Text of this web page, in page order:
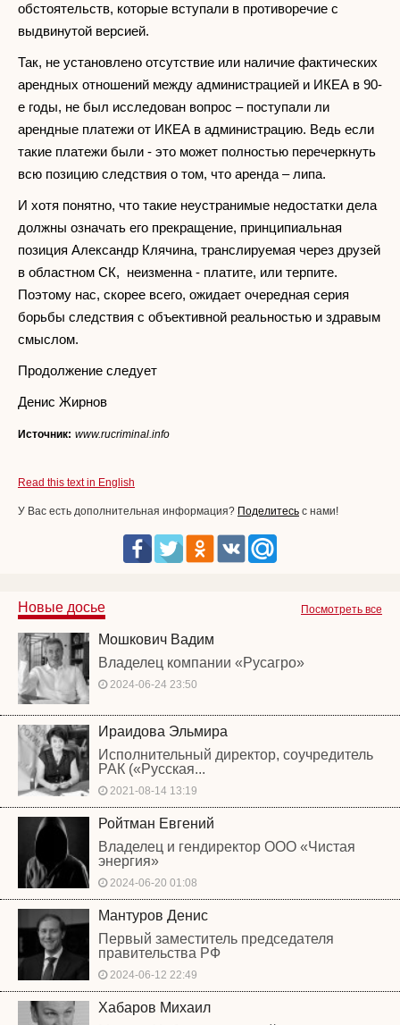
обстоятельств, которые вступали в противоречие с
выдвинутой версией.
Так, не установлено отсутствие или наличие фактических
арендных отношений между администрацией и ИКЕА в 90-
е годы, не был исследован вопрос – поступали ли
арендные платежи от ИКЕА в администрацию. Ведь если
такие платежи были - это может полностью перечеркнуть
всю позицию следствия о том, что аренда – липа.
И хотя понятно, что такие неустранимые недостатки дела
должны означать его прекращение, принципиальная
позиция Александр Клячина, транслируемая через друзей
в областном СК, неизменна - платите, или терпите.
Поэтому нас, скорее всего, ожидает очередная серия
борьбы следствия с объективной реальностью и здравым
смыслом.
Продолжение следует
Денис Жирнов
Источник: www.rucriminal.info
Read this text in English
У Вас есть дополнительная информация? Поделитесь с нами!
Посмотреть все
Новые досье
Мошкович Вадим
Владелец компании «Русагро»
2024-06-24 23:50
Ираидова Эльмира
Исполнительный директор, соучредитель
РАК («Русская...
2021-08-14 13:19
Ройтман Евгений
Владелец и гендиректор ООО «Чистая
энергия»
2024-06-20 01:08
Мантуров Денис
Первый заместитель председателя
правительства РФ
2024-06-12 22:49
Хабаров Михаил